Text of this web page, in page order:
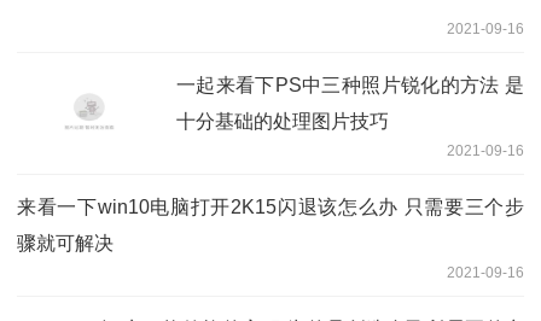
2021-09-16
一起来看下PS中三种照片锐化的方法 是
十分基础的处理图片技巧
2021-09-16
来看一下win10电脑打开2K15闪退该怎么办 只需要三个步
骤就可解决
2021-09-16